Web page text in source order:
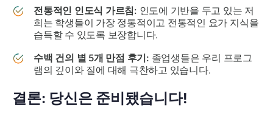
전통적인 인도식 가르침: 인도에 기반을 두고 있는 저
희는 학생들이 가장 정통적이고 전통적인 요가 지식을
습득할 수 있도록 보장합니다.
수백 건의 별 5개 만점 후기: 졸업생들은 우리 프로그
램의 깊이와 질에 대해 극찬하고 있습니다.
결론: 당신은 준비됐습니다!